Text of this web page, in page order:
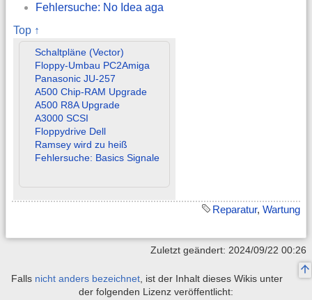
Fehlersuche: No Idea aga
Top ↑
Schaltpläne (Vector)
Floppy-Umbau PC2Amiga
Panasonic JU-257
A500 Chip-RAM Upgrade
A500 R8A Upgrade
A3000 SCSI
Floppydrive Dell
Ramsey wird zu heiß
Fehlersuche: Basics Signale
Reparatur, Wartung
Zuletzt geändert: 2024/09/22 00:26
Falls nicht anders bezeichnet , ist der Inhalt dieses Wikis unter
der folgenden Lizenz veröffentlicht: